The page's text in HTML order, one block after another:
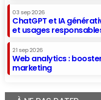
03 sep 2026
ChatGPT et IA
et usages
21 sep 2026
Web analytics :
marketing